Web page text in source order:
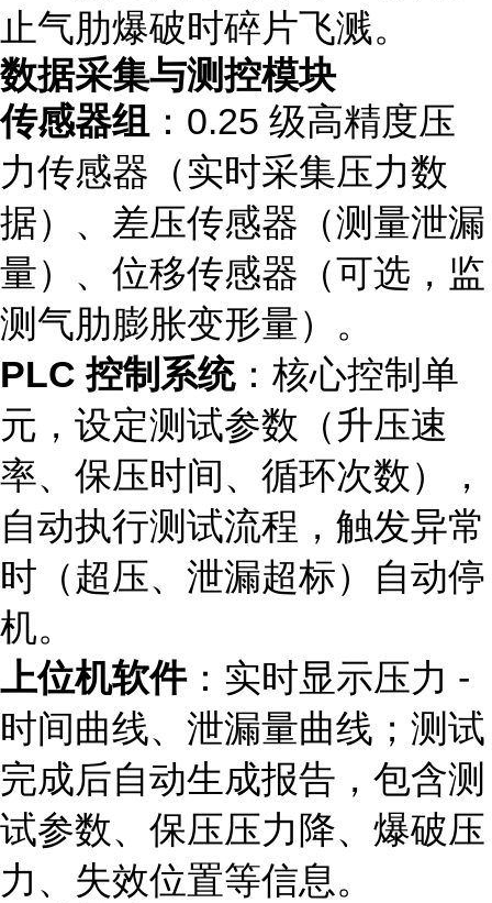
止气肋爆破时碎片飞溅。
数据采集与测控模块
传感器组 ：0.25 级高精度压
力传感器（实时采集压力数
据）、差压传感器（测量泄漏
量）、位移传感器（可选，监
测气肋膨胀变形量）。
PLC 控制系统：核心控制单
元，设定测试参数（升压速
率、保压时间、循环次数），
自动执行测试流程，触发异常
时（超压、泄漏超标）自动停
机。
上位机软件：实时显示压力 -
时间曲线、泄漏量曲线；测试
完成后自动生成报告，包含测
试参数、保压压力降、爆破压
力、失效位置等信息。